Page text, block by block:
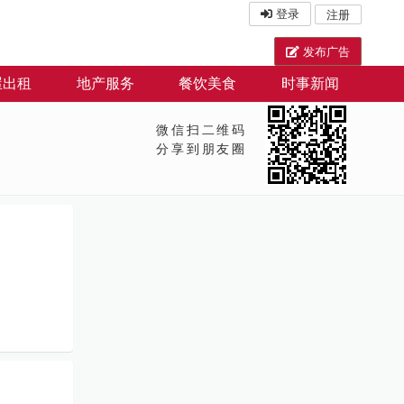
登录 注册
发布广告
租 地产服务 餐饮美食 时事新闻
微信扫二维码
分享到朋友圈